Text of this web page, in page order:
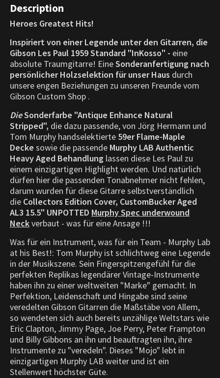
Description
Heroes Greatest Hits!
Inspiriert von einer Legende unter den Gitarren, die
Gibson Les Paul 1959 Standard "InKosso" - eine
absolute Traumgitarre! EineSonderanfertigung nach
persönlicher Holzselektion für unser Haus durch
unsere engen Beziehungen zu unseren Freunde vom
Gibson Custom Shop .
DieSonderfarbe "Antique Enhance Natural
Stripped", die dazu passende, von Jörg Hermann und
Tom Murphy handselektierte 59er Flame-Maple
Decke sowie die passende Murphy LAB Authentic
Heavy Aged Behandlung lassen diese Les Paul zu
einem einzigartigen Highlight werden. Und natürlich
dürfen hier die passenden Tonabnehmer nicht fehlen,
darum wurden für diese Gitarre selbstverständlich
die Collectors Edition Cover, CustomBucker Aged
AL3 15.5" UNPOTTED Murphy Spec underwound
Neckverbaut - was für eine Ansage !!!
Was für ein Instrument, was für ein Team - Murphy Lab
at his Best!: Tom Murphy ist schlichtweg eine Legende
in der Musikszene. Sein Fingerspitzengefühl für die
perfekten Replikas legendärer Vintage-Instrumente
haben ihn zu einer weltweiten "Marke" gemacht. In
Perfektion, Leidenschaft und Hingabe sind seine
veredelten Gibson Gitarren die Maßstäbe von Allem,
so wendeten sich auch bereits unzählige Weltstars wie
Eric Clapton, Jimmy Page, Joe Perry, Peter Frampton
und Billy Gibbons an ihn und beauftragten ihn, ihre
Instrumente zu "veredeln". Dieses "Mojo" lebt in
einzigartigen Murphy LAB weiter und ist ein
Stellenwert höchster Güte.